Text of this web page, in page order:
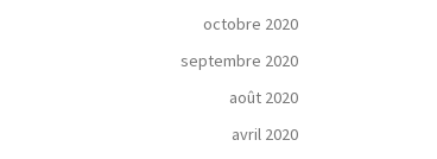
octobre 2020
septembre 2020
août 2020
avril 2020